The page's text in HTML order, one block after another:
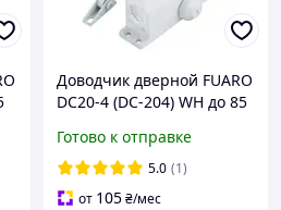
Доводчик дверной FUARO
DC20-4 (DC-204) WH до 85
Готово к отправке
5.0 (1)
от 105₴/мес